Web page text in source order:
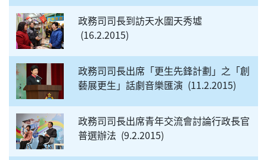
政務司司長到訪天水圍天秀墟
16.2.2015
政務司司長出席「更生先鋒計劃」之「創
藝展更生」話劇音樂匯演
11.2.2015
政務司司長出席青年交流會討論行政長官
普選辦法 9.2.2015